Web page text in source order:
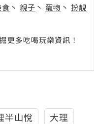
丶 親子 丶 寵物 丶 扮靚
多吃喝玩樂資訊！
半山悅
大理